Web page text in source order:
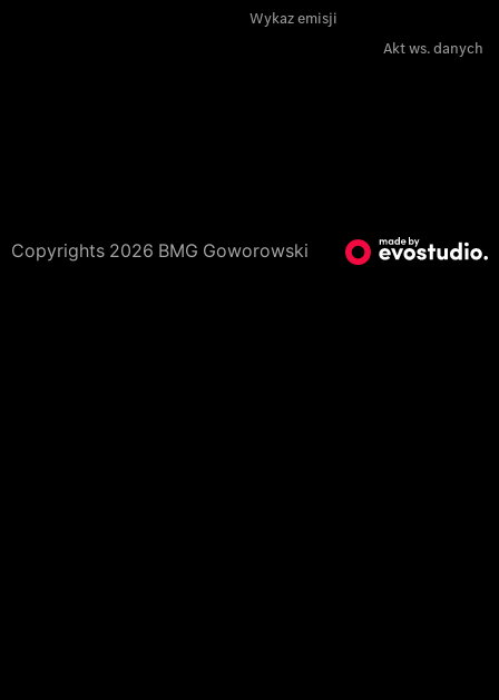
Wykaz emisji
Akt ws. danych
Copyrights 2026 BMG Goworowski